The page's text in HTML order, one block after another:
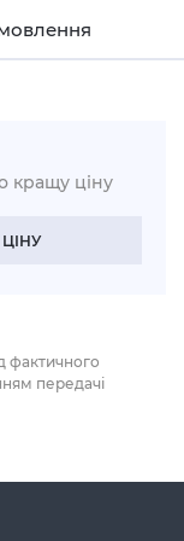
кращу ціну
фактичного
передачі